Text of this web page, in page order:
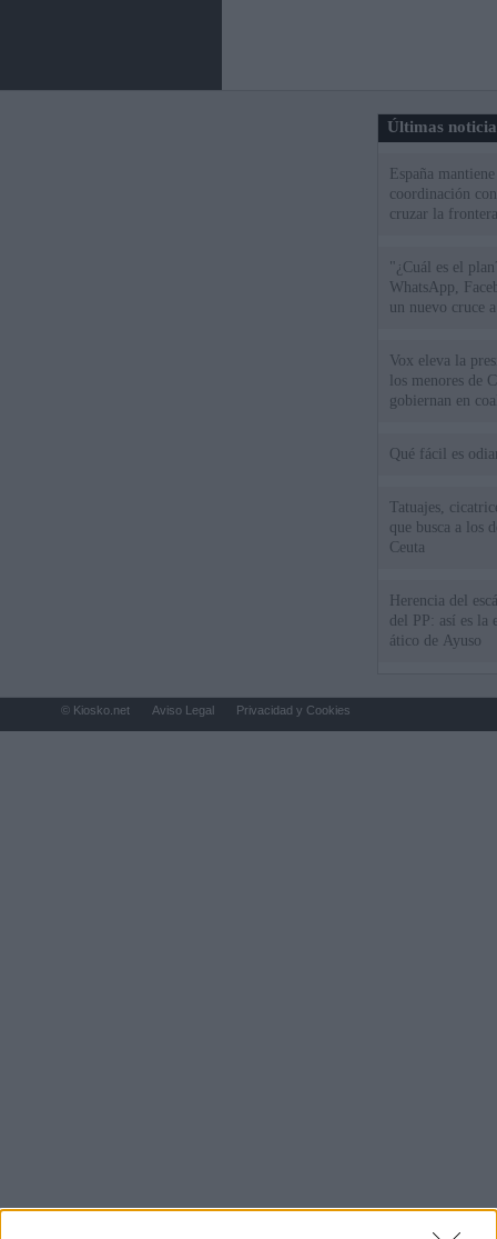
Últimas
España
coordinación
cruzar la
"¿Cuál es el
WhatsApp,
un nuevo cruce
Vox eleva la
los menores de
gobiernan en
Qué fácil es
Tatuajes,
que busca a los
Ceuta
Herencia del
del PP: así es la
ático de Ayuso
© Kiosko.net Aviso Legal Privacidad y Cookies